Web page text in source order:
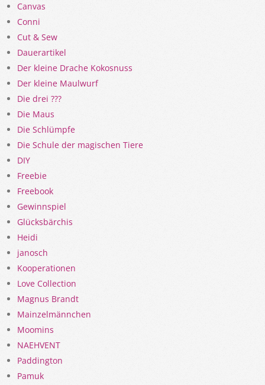
Canvas
Conni
Cut & Sew
Dauerartikel
Der kleine Drache Kokosnuss
Der kleine Maulwurf
Die drei ???
Die Maus
Die Schlümpfe
Die Schule der magischen Tiere
DIY
Freebie
Freebook
Gewinnspiel
Glücksbärchis
Heidi
janosch
Kooperationen
Love Collection
Magnus Brandt
Mainzelmännchen
Moomins
NAEHVENT
Paddington
Pamuk